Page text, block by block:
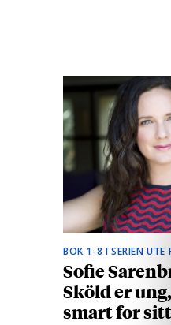
BOK 1-8 I SERIEN UTE
Sofie
Sköld er
smart for